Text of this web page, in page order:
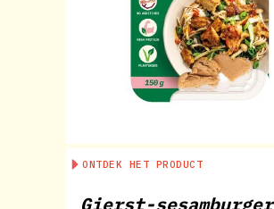
ONTDEK HET PRODUCT
Gierst-sesamburger